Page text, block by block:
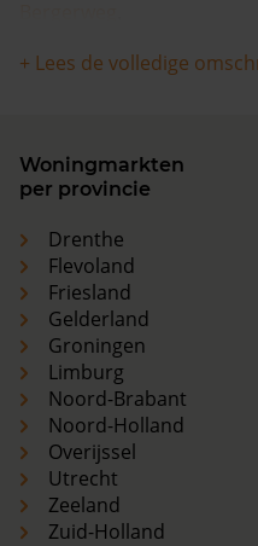
+ Lees de volledige
Woningmarkten
per provincie
Drenthe
Flevoland
Friesland
Gelderland
Groningen
Limburg
Noord-Brabant
Noord-Holland
Overijssel
Utrecht
Zeeland
Zuid-Holland